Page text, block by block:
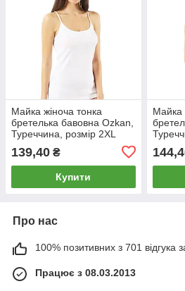
Майка жіноча тонка
бретелька бавовна Ozkan,
Туреччина, розмір 2XL
139,40 ₴
Купити
Майка
Про нас
100% позитивних з 701 відгука
Працює з 08.03.2013